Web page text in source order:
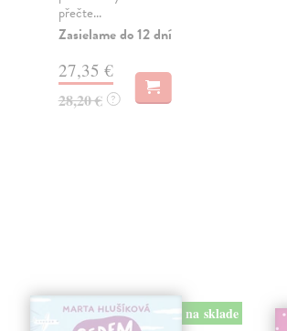
přečte...
Zasielame do 12 dní
27,35 €
28,20 € ?
na sklade